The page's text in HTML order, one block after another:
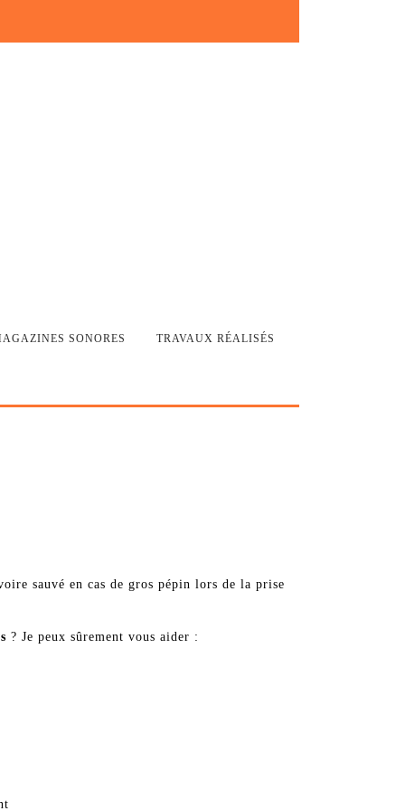
SONORES TRAVAUX RÉALISÉS
sauvé en cas de gros pépin lors de la prise
? Je peux sûrement vous aider :